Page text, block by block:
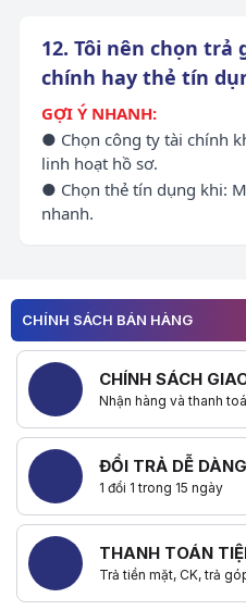
12. Tôi nên chọn trả
chính hay thẻ tín
GỢI Ý NHANH:
● Chọn công ty tài chính
linh hoạt hồ sơ.
● Chọn thẻ tín dụng khi:
nhanh.
CHÍNH SÁCH BÁN HÀNG
CHÍNH SÁCH
Nhận hàng và thanh
ĐỔI TRẢ DỄ DÀNG
1 đổi 1 trong 15 ngày
THANH TOÁN
Trả tiền mặt, CK, trả